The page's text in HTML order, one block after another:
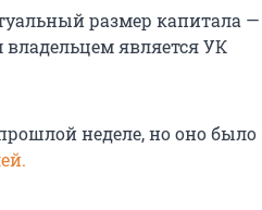
размер капитала —
является УК
неделе, но оно было